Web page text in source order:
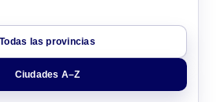
Todas las provincias
Ciudades A–Z